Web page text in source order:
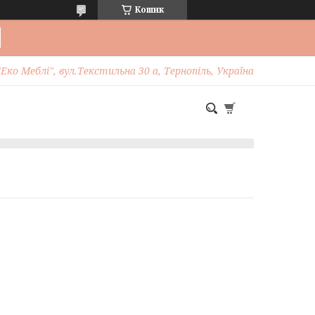
Кошик
Меблі", вул.Текстильна 30 а, Тернопіль, Україна